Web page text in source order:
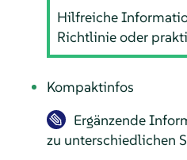
Hilfreiche
Richtlinie oder
Kompaktinfos
Ergänzende
zu unterschiedlichen